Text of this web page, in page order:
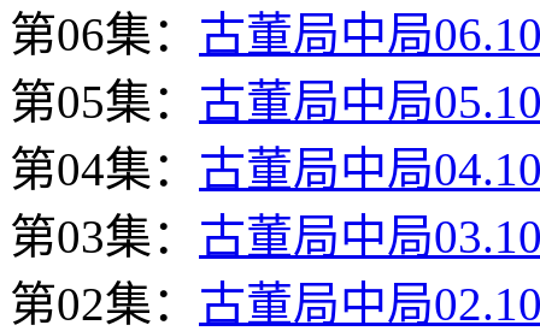
第06集： 古董局中局
第05集： 古董局中局
第04集： 古董局中局
第03集： 古董局中局
第02集： 古董局中局